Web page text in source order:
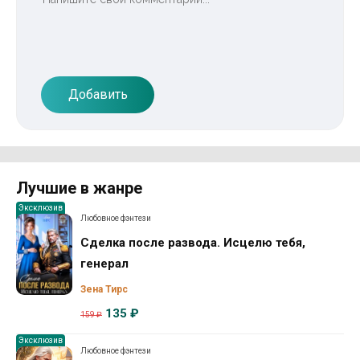
Добавить
Лучшие в жанре
Эксклюзив
Любовное фэнтези
Сделка после развода. Исцелю тебя,
генерал
Зена Тирс
159 ₽ 135 ₽
Эксклюзив
Любовное фэнтези